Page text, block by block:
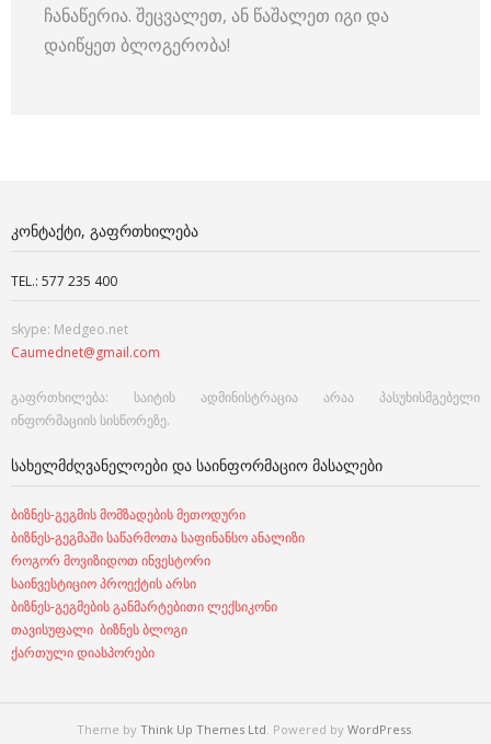
ჩანაწერია. შეცვალეთ, ან წაშალეთ იგი და
დაიწყეთ ბლოგერობა!
ᲙᲝᲜᲢᲐᲥᲢᲘ, ᲒᲐᲤᲠᲗᲮᲘᲚᲔᲑᲐ
TEL.: 577 235 400
skype: Medgeo.net
Caumednet@gmail.com
გაფრთხილება: საიტის ადმინისტრაცია არაა პასუხისმგებელი
ინფორმაციის სისწორეზე.
ᲡᲐᲮᲔᲚᲛᲫᲦᲕᲐᲜᲔᲚᲝᲔᲑᲘ ᲓᲐ ᲡᲐᲘᲜᲤᲝᲠᲛᲐᲪᲘᲝ ᲛᲐᲡᲐᲚᲔᲑᲘ
ბიზნეს-გეგმის მომზადების მეთოდური
ბიზნეს-გეგმაში საწარმოთა საფინანსო ანალიზი
როგორ მოვიზიდოთ ინვესტორი
საინვესტიციო პროექტის არსი
ბიზნეს-გეგმების განმარტებითი ლექსიკონი
თავისუფალი ბიზნეს ბლოგი
ქართული დიასპორები
Theme by Think Up Themes Ltd. Powered by WordPress.